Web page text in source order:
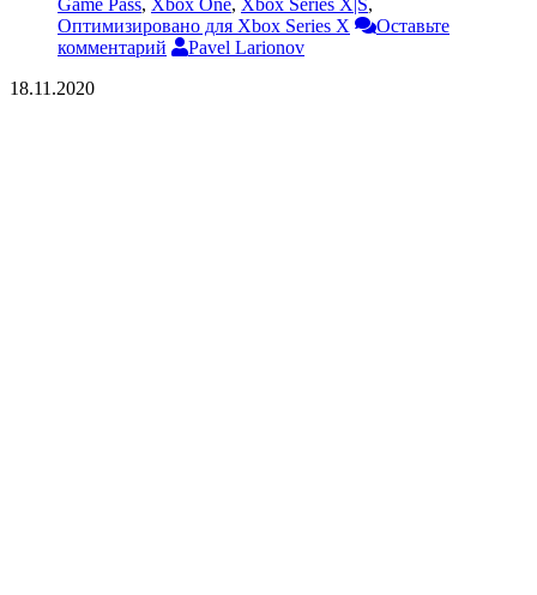
Оптимизировано для Xbox Series X
Оставьте
комментарий
Pavel Larionov
18.11.2020